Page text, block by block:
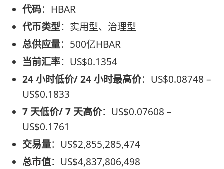
代码：HBAR
代币类型：实用型、治理型
总供应量：500亿HBAR
当前汇率：US$0.1354
24 小时低价/ 24 小时最高价：US$0.08748 –
US$0.1833
7 天低价/ 7 天高价：US$0.07608 –
US$0.1761
交易量：US$2,855,285,474
总市值：US$4,837,806,498